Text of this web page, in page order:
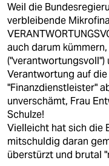
Weil die
verbleibende
auch darum
("verantwortungsvoll")
Verantwortung auf
"Finanzdienstleister"
unverschämt, Frau
Schulze!
Vielleicht hat sich die
mitschuldig daran
überstürzt und brutal